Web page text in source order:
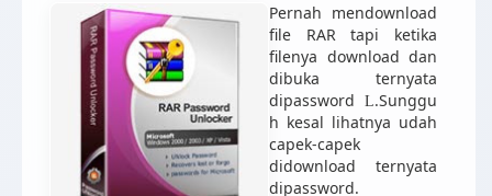
Pernah mendownload
file RAR tapi ketika
filenya download dan
dibuka ternyata
dipassword
L.Sunggu
h kesal lihatnya udah
capek-capek
didownload ternyata
dipassword.